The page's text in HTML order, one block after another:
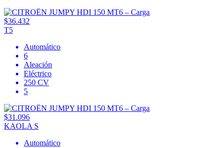
$36.432
T5
Automático
6
Aleación
Eléctrico
250 CV
5
$31.096
KAOLA S
Automático